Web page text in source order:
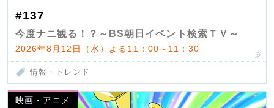
#137
今度ナニ観る！？～BS朝日イベント検索ＴＶ～
2026年8月12日（水）よる11：00～11：30
情報・トレンド
映画・アニメ